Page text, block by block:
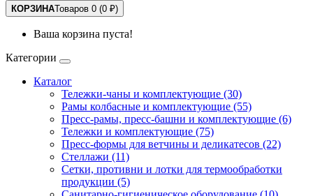
КОРЗИНАТоваров 0 (0 ₽)
Ваша корзина пуста!
Категории
Каталог
Тележки-чаны и комплектующие (30)
Рамы колбасные и комплектующие (55)
Пресс-рамы, пресс-башни и комплектующие (6)
Тележки и комплектующие (75)
Пресс-формы для ветчины и деликатесов (22)
Стеллажи (11)
Сетки, противни и лотки для термообработки
продукции (5)